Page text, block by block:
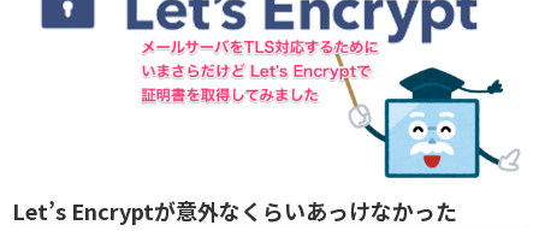
Let’s Encryptが意外なくらいあっけなかった